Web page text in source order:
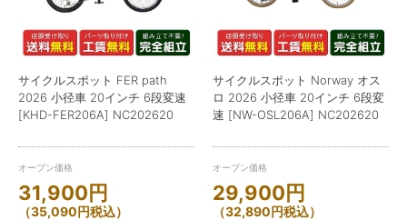
サイクルスポット FER path
2026 小径車 20インチ 6段変速
[KHD-FER206A] NC202620
オープン価格
31,900円
（35,090円税込）
サイクルスポット Norway オス
ロ 2026 小径車 20インチ 6段変
速 [NW-OSL206A] NC202620
オープン価格
29,900円
（32,890円税込）